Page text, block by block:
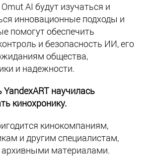
AI будут изучаться и
инновационные подходы и
помогут обеспечить
и безопасность ИИ, его
общества,
и надежности.
YandexART научилась
кинохронику.
кинокомпаниям,
и другим специалистам,
материалами.